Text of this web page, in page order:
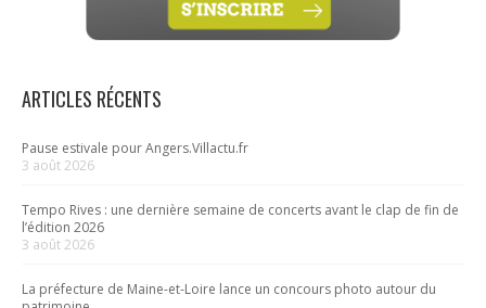
ARTICLES RÉCENTS
Pause estivale pour Angers.Villactu.fr
3 août 2026
Tempo Rives : une dernière semaine de concerts avant le clap de fin de
l’édition 2026
3 août 2026
La préfecture de Maine-et-Loire lance un concours photo autour du